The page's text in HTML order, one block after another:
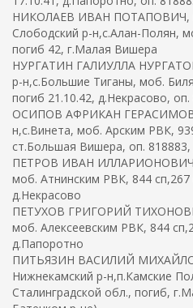
НИКОЛАЕВ ИВАН ПОТАПОВИЧ,
Слободский р-н,с.Алан-Полян,
погиб 42, г.Малая Вишера
НУРГАТИН ГАЛИУЛЛА
р-н,с.Большие Тиганы, моб.
погиб 21.10.42, д.Некрасово,
ОСИПОВ АФРИКАН
н,с.Винета, моб. Арским РВК,
ст.Большая Вишера, оп. 818883,
ПЕТРОВ ИВАН ИЛЛАРИОНОВИЧ,
моб. Атнинским РВК, 844 сп,267
д.Некрасово
ПЕТУХОВ ГРИГОРИЙ
моб. Алексеевским РВК, 844
д.Папоротно
ПИТЬЯЗИН ВАСИЛИЙ
Нижнекамский р-н,п.Камские
Сталинградской обл., погиб,